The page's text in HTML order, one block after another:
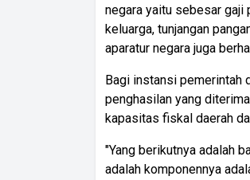
negara yaitu sebesar gaji
keluarga, tunjangan
aparatur negara juga
Bagi instansi pemerintah
penghasilan yang
kapasitas fiskal daerah
"Yang berikutnya adalah
adalah komponennya